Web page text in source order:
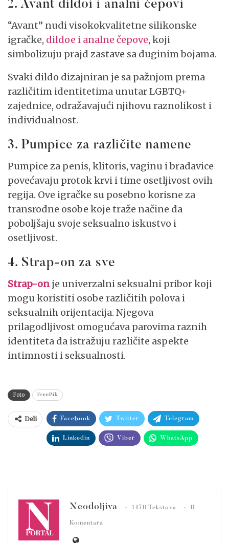
2. Avant dildoi i analni čepovi
“Avant” nudi visokokvalitetne silikonske
igračke, dildoe i analne čepove, koji
simbolizuju prajd zastave sa duginim bojama.
Svaki dildo dizajniran je sa pažnjom prema
različitim identitetima unutar LGBTQ+
zajednice, odražavajući njihovu raznolikost i
individualnost.
3. Pumpice za različite namene
Pumpice za penis, klitoris, vaginu i bradavice
povećavaju protok krvi i time osetljivost ovih
regija. Ove igračke su posebno korisne za
transrodne osobe koje traže načine da
poboljšaju svoje seksualno iskustvo i
osetljivost.
4. Strap-on za sve
Strap-on je univerzalni seksualni pribor koji
mogu koristiti osobe različitih polova i
seksualnih orijentacija. Njegova
prilagodljivost omogućava parovima raznih
identiteta da istražuju različite aspekte
intimnosti i seksualnosti.
Foto FreePik
Deli Facebook Twitter Telegram
Linkedin Viber WhatsApp
Neodoljiva 1470 Tekstova 0
Komentara